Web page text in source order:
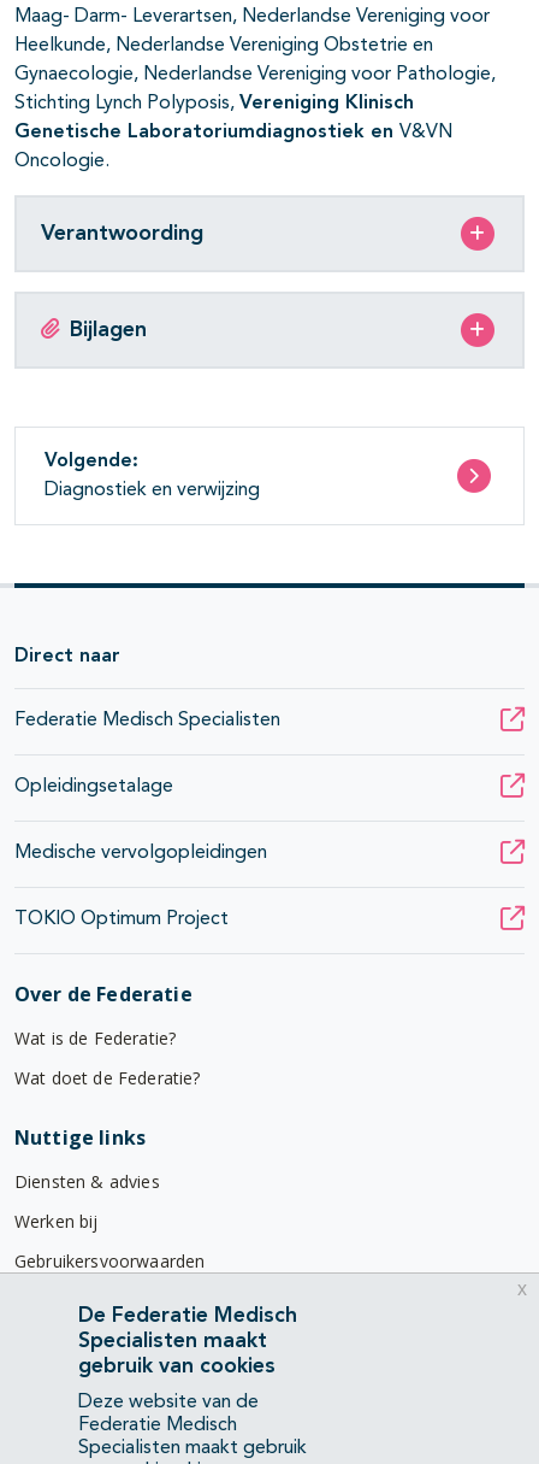
Maag- Darm- Leverartsen, Nederlandse Vereniging voor
Heelkunde, Nederlandse Vereniging Obstetrie en
Gynaecologie, Nederlandse Vereniging voor Pathologie,
Stichting Lynch Polyposis, Vereniging Klinisch
Genetische Laboratoriumdiagnostiek en V&VN
Oncologie.
Verantwoording
Bijlagen
Volgende:
Diagnostiek en verwijzing
Direct naar
Federatie Medisch Specialisten
Opleidingsetalage
Medische vervolgopleidingen
TOKIO Optimum Project
Over de Federatie
Wat is de Federatie?
Wat doet de Federatie?
Nuttige links
Diensten & advies
Werken bij
Gebruikersvoorwaarden
Privacyverklaring
Contact
Mercatorlaan 1200
3528 BL Utrecht
De Federatie Medisch
Specialisten maakt
gebruik van cookies
Deze website van de
Federatie Medisch
Specialisten maakt gebruik
x